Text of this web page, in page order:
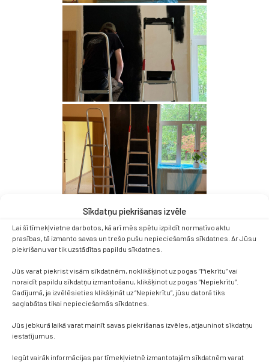
Sīkdatņu piekrišanas izvēle
Lai šī tīmekļvietne darbotos, kā arī mēs spētu izpildīt normatīvo aktu
prasības, tā izmanto savas un trešo pušu nepieciešamās sīkdatnes. Ar Jūsu
piekrišanu var tik uzstādītas papildu sīkdatnes.
Jūs varat piekrist visām sīkdatnēm, noklikšķinot uz pogas “Piekrītu” vai
noraidīt papildu sīkdatņu izmantošanu, klikšķinot uz pogas “Nepiekrītu”.
Gadījumā, ja izvēlēsieties klikšķināt uz “Nepiekrītu”, jūsu datorā tiks
saglabātas tikai nepieciešamās sīkdatnes.
Jūs jebkurā laikā varat mainīt savas piekrišanas izvēles, atjauninot sīkdatņu
iestatījumus.
Iegūt vairāk informācijas par tīmekļvietnē izmantotajām sīkdatnēm varat